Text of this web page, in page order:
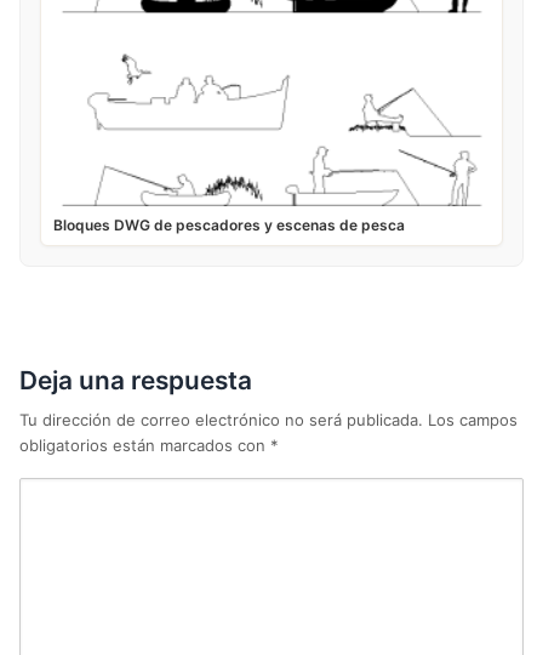
Bloques DWG de pescadores y escenas de pesca
Deja una respuesta
Tu dirección de correo electrónico no será publicada. Los campos
obligatorios están marcados con *